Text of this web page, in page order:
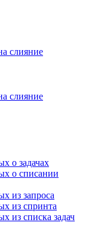
слияние
слияние
о задачах
о списании
из запроса
из спринта
из списка задач